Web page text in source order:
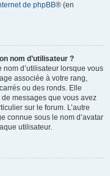
de phpBB® (en
nom d’utilisateur ?
d’utilisateur lorsque vous
associée à votre rang,
ou des ronds. Elle
messages que vous avez
sur le forum. L’autre
connue sous le nom d’avatar
utilisateur.